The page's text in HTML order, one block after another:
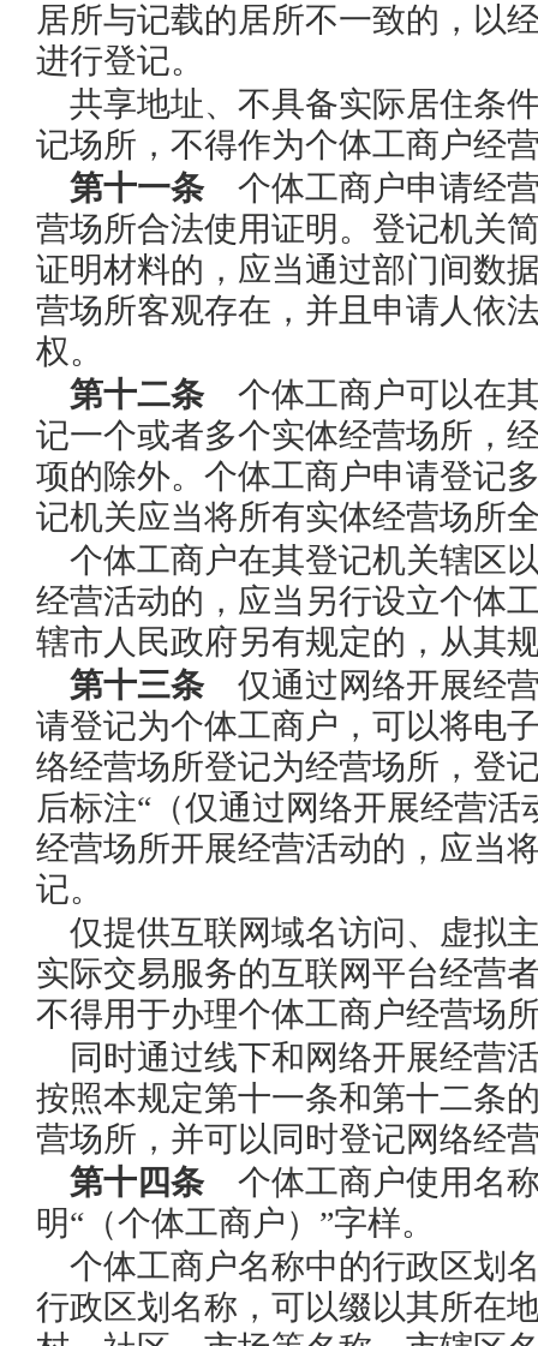
居所与记载的居所不一致的，以
进行登记。
共享地址、不具备实际居住条
记场所，不得作为个体工商户经
第十一条个体工商户申请经营
营场所合法使用证明。登记机关
证明材料的，应当通过部门间数
营场所客观存在，并且申请人依
权。
第十二条个体工商户可以在其
记一个或者多个实体经营场所，
项的除外。个体工商户申请登记
记机关应当将所有实体经营场所
个体工商户在其登记机关辖区
经营活动的，应当另行设立个体
辖市人民政府另有规定的，从其
第十三条仅通过网络开展经营
请登记为个体工商户，可以将电
络经营场所登记为经营场所，登
后标注“（仅通过网络开展经营活
经营场所开展经营活动的，应当
记。
仅提供互联网域名访问、虚拟
实际交易服务的互联网平台经营
不得用于办理个体工商户经营场
同时通过线下和网络开展经营
按照本规定第十一条和第十二条
营场所，并可以同时登记网络经
第十四条个体工商户使用名称
明“（个体工商户）”字样。
个体工商户名称中的行政区划
行政区划名称，可以缀以其所在